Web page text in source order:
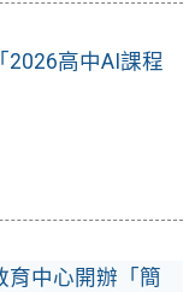
2026高中AI課程
育中心開辦「簡